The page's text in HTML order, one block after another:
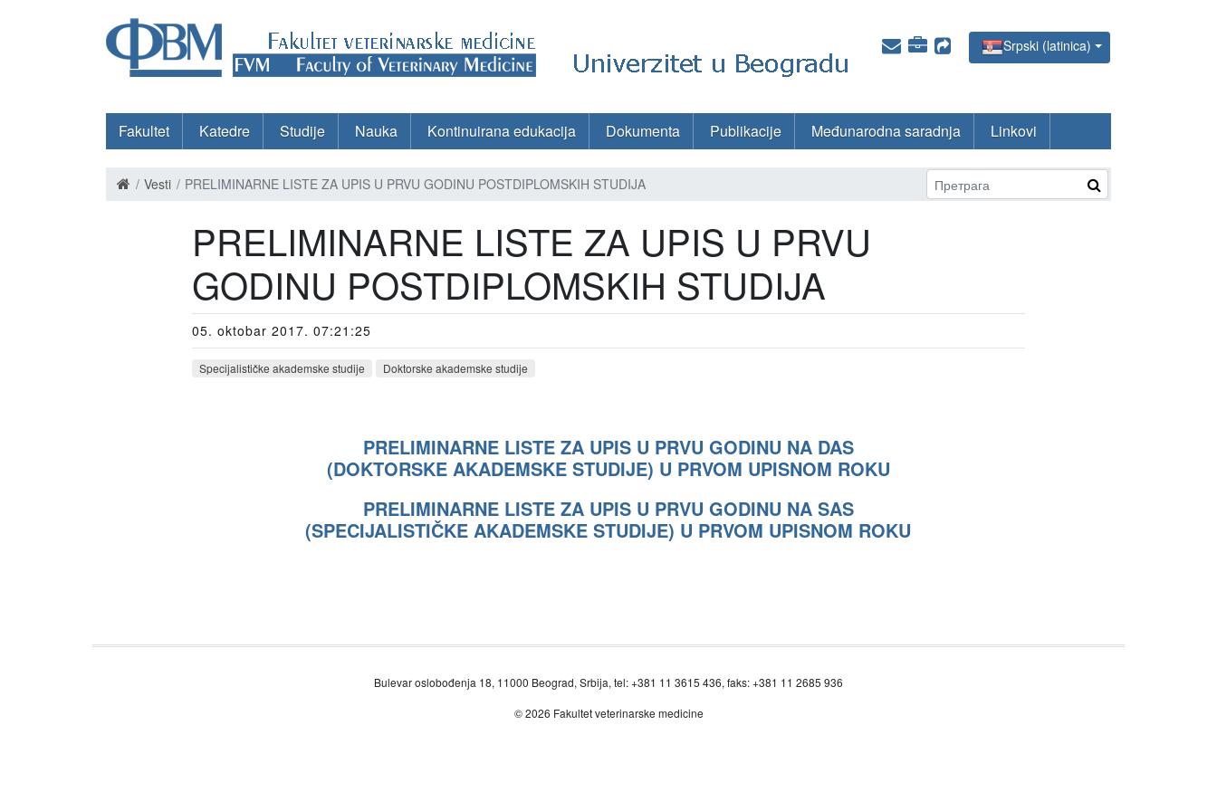
Srpski (latinica)
Fakultet Katedre Studije Nauka Kontinuirana edukacija Dokumenta Publikacije Međunarodna saradnja Linkovi
Vesti PRELIMINARNE LISTE ZA UPIS U PRVU GODINU POSTDIPLOMSKIH STUDIJA
PRELIMINARNE LISTE ZA UPIS U PRVU
GODINU POSTDIPLOMSKIH STUDIJA
05. oktobar 2017. 07:21:25
Specijalističke akademske studije Doktorske akademske studije
PRELIMINARNE LISTE ZA UPIS U PRVU GODINU NA DAS
(DOKTORSKE AKADEMSKE STUDIJE) U PRVOM UPISNOM ROKU
PRELIMINARNE LISTE ZA UPIS U PRVU GODINU NA SAS
(SPECIJALISTIČKE AKADEMSKE STUDIJE) U PRVOM UPISNOM ROKU
Bulevar oslobođenja 18, 11000 Beograd, Srbija, tel: +381 11 3615 436, faks: +381 11 2685 936
© 2026 Fakultet veterinarske medicine